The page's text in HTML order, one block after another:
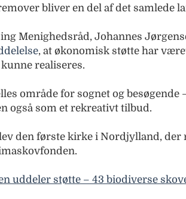
bliver en del af det samlede
Menighedsråd, Johannes
, at økonomisk støtte har
realiseres.
område for sognet og besøgende
også som et rekreativt tilbud.
den første kirke i Nordjylland, der
uddeler støtte – 43 biodiverse